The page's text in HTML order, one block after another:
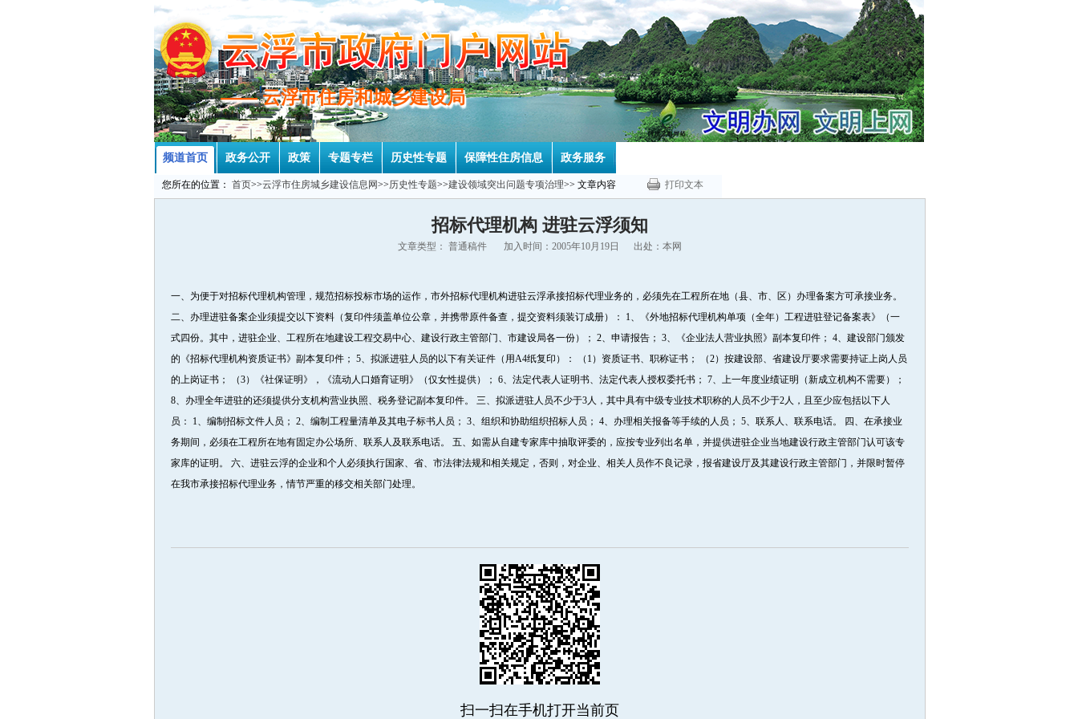
—— 云浮市住房和城乡建设局
—— 云浮市住房和城乡建设局
频道首页 政务公开 政策 专题专栏 历史性专题 保障性住房信息 政务服务
打印文本
您所在的位置： 首页>>云浮市住房城乡建设信息网>>历史性专题>>建设领域突出问题专项治理>> 文章内容
招标代理机构 进驻云浮须知
文章类型： 普通稿件 加入时间：2005年10月19日 出处：本网
一、为便于对招标代理机构管理，规范招标投标市场的运作，市外招标代理机构进驻云浮承接招标代理业务的，必须先在工程所在地（县、市、区）办理备案方可承接业务。
二、办理进驻备案企业须提交以下资料（复印件须盖单位公章，并携带原件备查，提交资料须装订成册）： 1、《外地招标代理机构单项（全年）工程进驻登记备案表》（一
式四份。其中，进驻企业、工程所在地建设工程交易中心、建设行政主管部门、市建设局各一份）； 2、申请报告； 3、《企业法人营业执照》副本复印件； 4、建设部门颁发
的《招标代理机构资质证书》副本复印件； 5、拟派进驻人员的以下有关证件（用A4纸复印）： （1）资质证书、职称证书； （2）按建设部、省建设厅要求需要持证上岗人员
的上岗证书； （3）《社保证明》，《流动人口婚育证明》（仅女性提供）； 6、法定代表人证明书、法定代表人授权委托书； 7、上一年度业绩证明（新成立机构不需要）；
8、办理全年进驻的还须提供分支机构营业执照、税务登记副本复印件。 三、拟派进驻人员不少于3人，其中具有中级专业技术职称的人员不少于2人，且至少应包括以下人
员： 1、编制招标文件人员； 2、编制工程量清单及其电子标书人员； 3、组织和协助组织招标人员； 4、办理相关报备等手续的人员； 5、联系人、联系电话。 四、在承接业
务期间，必须在工程所在地有固定办公场所、联系人及联系电话。 五、如需从自建专家库中抽取评委的，应按专业列出名单，并提供进驻企业当地建设行政主管部门认可该专
家库的证明。 六、进驻云浮的企业和个人必须执行国家、省、市法律法规和相关规定，否则，对企业、相关人员作不良记录，报省建设厅及其建设行政主管部门，并限时暂停
在我市承接招标代理业务，情节严重的移交相关部门处理。
扫一扫在手机打开当前页